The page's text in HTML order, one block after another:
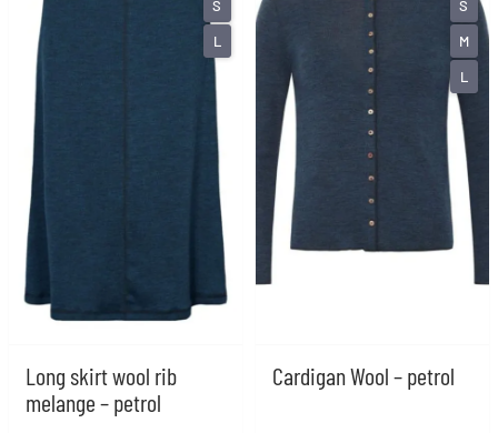
Long skirt wool rib
melange – petrol
S
L
Cardigan Wool – petrol
S
M
L